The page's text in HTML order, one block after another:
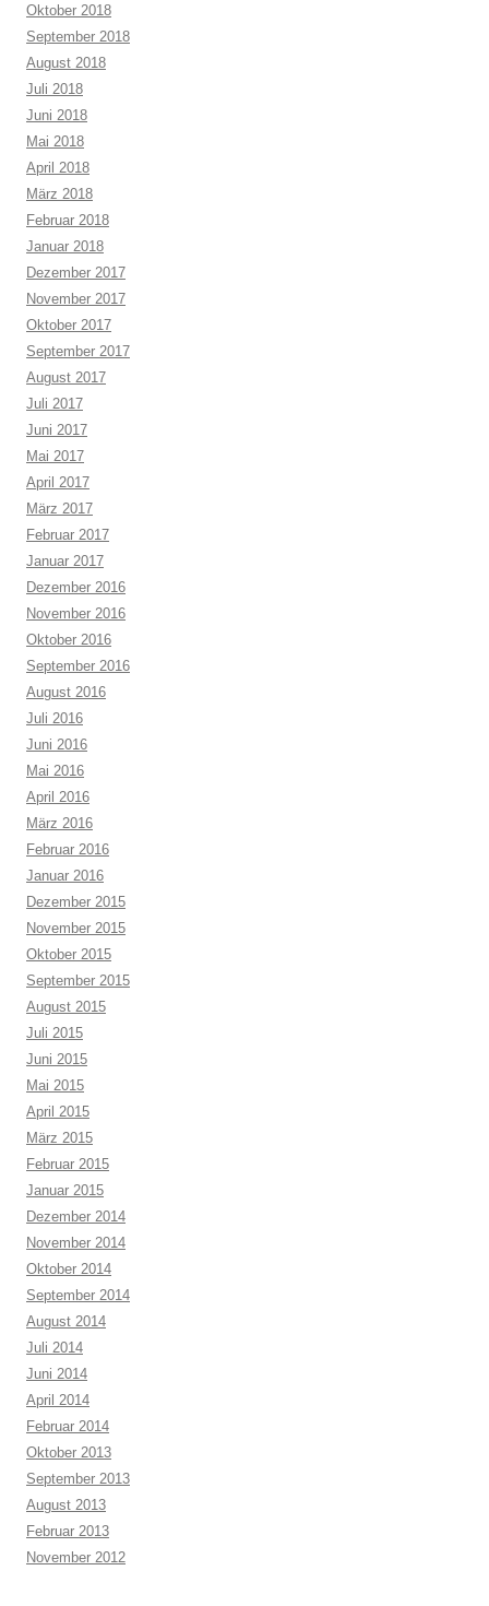
Oktober 2018
September 2018
August 2018
Juli 2018
Juni 2018
Mai 2018
April 2018
März 2018
Februar 2018
Januar 2018
Dezember 2017
November 2017
Oktober 2017
September 2017
August 2017
Juli 2017
Juni 2017
Mai 2017
April 2017
März 2017
Februar 2017
Januar 2017
Dezember 2016
November 2016
Oktober 2016
September 2016
August 2016
Juli 2016
Juni 2016
Mai 2016
April 2016
März 2016
Februar 2016
Januar 2016
Dezember 2015
November 2015
Oktober 2015
September 2015
August 2015
Juli 2015
Juni 2015
Mai 2015
April 2015
März 2015
Februar 2015
Januar 2015
Dezember 2014
November 2014
Oktober 2014
September 2014
August 2014
Juli 2014
Juni 2014
April 2014
Februar 2014
Oktober 2013
September 2013
August 2013
Februar 2013
November 2012